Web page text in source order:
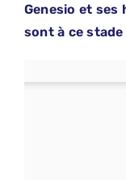
Genesio et ses
sont à ce